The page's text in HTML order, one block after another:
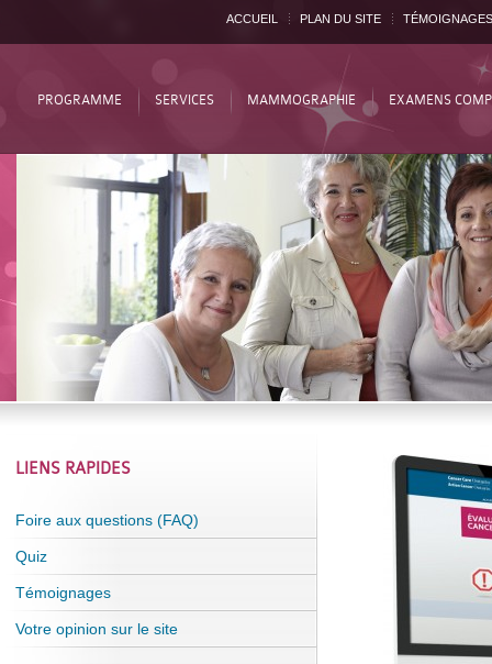
ACCUEIL PLAN DU SITE TÉMOIGNAGES
PROGRAMME SERVICES MAMMOGRAPHIE EXAMENS
LIENS RAPIDES
Foire aux questions (FAQ)
Quiz
Témoignages
Votre opinion sur le site